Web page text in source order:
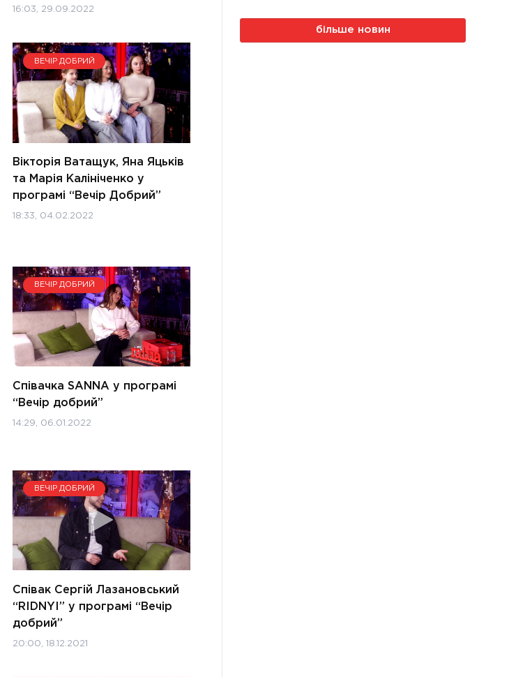
16:03, 29.09.2022
ВЕЧІР ДОБРИЙ
Вікторія Ватащук, Яна Яцьків
та Марія Калініченко у
програмі “Вечір Добрий”
18:33, 04.02.2022
ВЕЧІР ДОБРИЙ
Співачка SANNA у програмі
“Вечір добрий”
14:29, 06.01.2022
ВЕЧІР ДОБРИЙ
Співак Сергій Лазановський
“RIDNYI” у програмі “Вечір
добрий”
20:00, 18.12.2021
більше новин